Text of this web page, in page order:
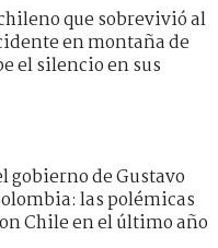
que sobrevivió al
en montaña de
el silencio en sus
gobierno de Gustavo
las polémicas
Chile en el último año